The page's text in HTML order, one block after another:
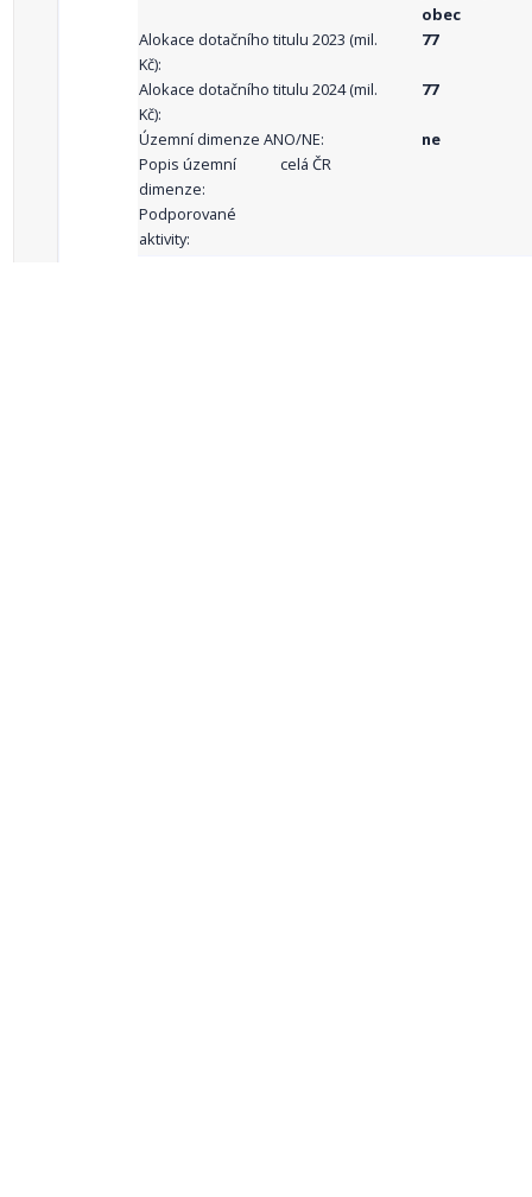
obec
Alokace dotačního titulu 2023 (mil.
Kč):
77
Alokace dotačního titulu 2024 (mil.
Kč):
77
Územní dimenze ANO/NE:
ne
Popis územní
dimenze:
celá ČR
Podporované
aktivity: